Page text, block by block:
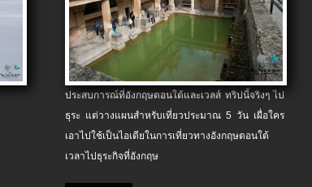
ประสบการณ์ที่อังกฤษตอนใต้และเวลส์ ทริปนี้จริงๆ ไป
ธุระ แต่วางแผนสำหรับเที่ยวประมาณ 5 วัน เผื่อใคร
เอาไปใช้เป็นไอเดียในการเที่ยวทางอังกฤษตอนใต้
เวลาไปธุระกิจที่อังกฤษ